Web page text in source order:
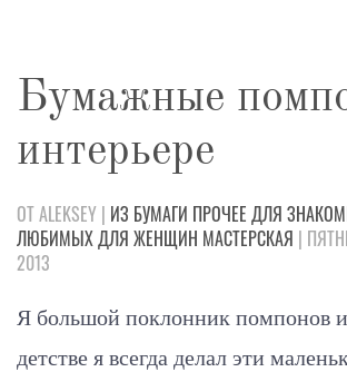
Бумажные
интерьере
ОТ ALEKSEY | ИЗ БУМАГИ ПРОЧЕЕ ДЛЯ
ЛЮБИМЫХДЛЯ ЖЕНЩИН МАСТЕРСКАЯ |
2013
Я большой поклонник помпонов
детстве я всегда делал эти